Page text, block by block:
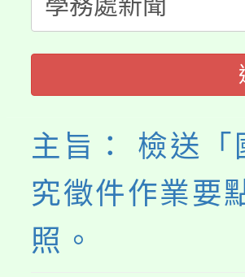
博覽會」之「
主旨： 檢送
究徵件作業要
照。